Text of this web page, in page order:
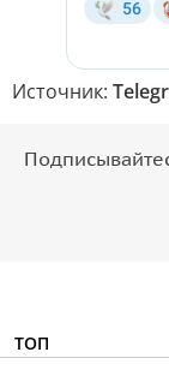
Источник:
ТОП